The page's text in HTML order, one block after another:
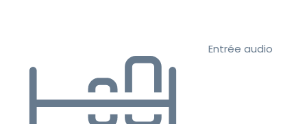
Entrée audio